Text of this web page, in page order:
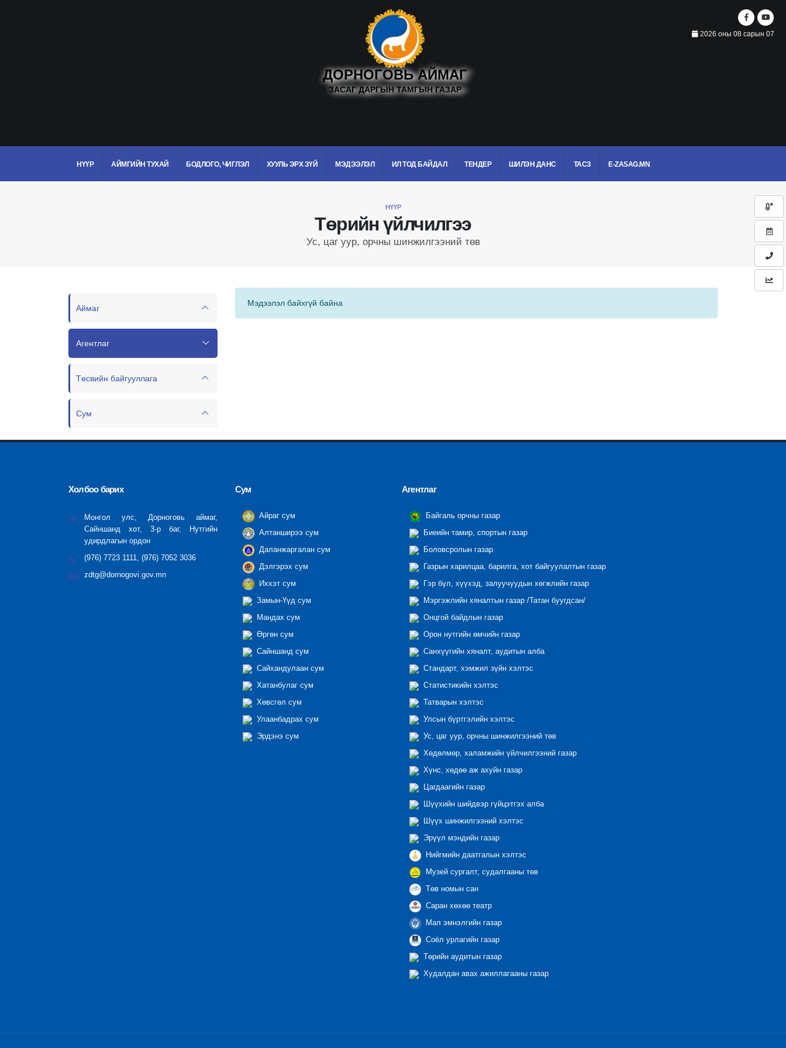
2026 оны 08 сарын 07
ДОРНОГОВЬ АЙМАГ
ЗАСАГ ДАРГЫН ТАМГЫН ГАЗАР
НҮҮР АЙМГИЙН ТУХАЙ БОДЛОГО, ЧИГЛЭЛ ХУУЛЬ ЭРХ ЗҮЙ МЭДЭЭЛЭЛ ИЛ ТОД БАЙДАЛ ТЕНДЕР ШИЛЭН ДАНС ТАСЗ E-ZASAG.MN
Төрийн үйлчилгээ
Ус, цаг уур, орчны шинжилгээний төв
НҮҮР
Аймаг
Агентлаг
Төсвийн байгууллага
Сум
Мэдээлэл байхгүй байна
Холбоо барих
Монгол улс, Дорноговь аймаг,
Сайншанд хот, 3-р баг, Нутгийн
удирдлагын ордон
(976) 7723 1111, (976) 7052 3036
zdtg@dornogovi.gov.mn
Сум
Айраг сум
Алтанширээ сум
Даланжаргалан сум
Дэлгэрэх сум
Иххэт сум
Замын-Үүд сум
Мандах сум
Өргөн сум
Сайншанд сум
Сайхандулаан сум
Хатанбулаг сум
Хөвсгөл сум
Улаанбадрах сум
Эрдэнэ сум
Агентлаг
Байгаль орчны газар
Биеийн тамир, спортын газар
Боловсролын газар
Газрын харилцаа, барилга, хот байгуулалтын газар
Гэр бүл, хүүхэд, залуучуудын хөгжлийн газар
Мэргэжлийн хяналтын газар /Татан буугдсан/
Онцгой байдлын газар
Орон нутгийн өмчийн газар
Санхүүгийн хяналт, аудитын алба
Стандарт, хэмжил зүйн хэлтэс
Статистикийн хэлтэс
Татварын хэлтэс
Улсын бүртгэлийн хэлтэс
Ус, цаг уур, орчны шинжилгээний төв
Хөдөлмөр, халамжийн үйлчилгээний газар
Хүнс, хөдөө аж ахуйн газар
Цагдаагийн газар
Шүүхийн шийдвэр гүйцэтгэх алба
Шүүх шинжилгээний хэлтэс
Эрүүл мэндийн газар
Нийгмийн даатгалын хэлтэс
Музей сургалт, судалгааны төв
Төв номын сан
Саран хөхөө театр
Мал эмнэлгийн газар
Соёл урлагийн газар
Төрийн аудитын газар
Худалдан авах ажиллагааны газар